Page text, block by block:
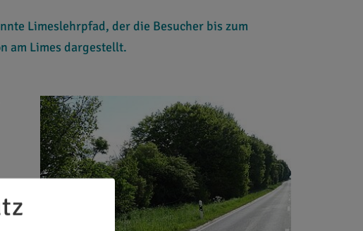
Limeslehrpfad, der die Besucher bis zum
am Limes dargestellt.